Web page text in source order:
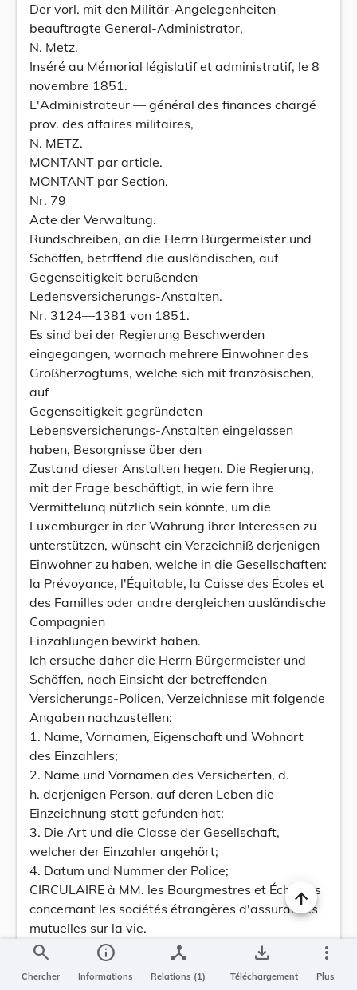
Der vorl. mit den Militär-Angelegenheiten
beauftragte General-Administrator,
N. Metz.
Inséré au Mémorial législatif et administratif, le 8
novembre 1851.
L'Administrateur — général des finances chargé
prov. des affaires militaires,
N. METZ.
MONTANT par article.
MONTANT par Section.
Nr. 79
Acte der Verwaltung.
Rundschreiben, an die Herrn Bürgermeister und
Schöffen, betrffend die ausländischen, auf
Gegenseitigkeit berußenden
Ledensversicherungs-Anstalten.
Nr. 3124—1381 von 1851.
Es sind bei der Regierung Beschwerden
eingegangen, wornach mehrere Einwohner des
Großherzogtums, welche sich mit französischen,
auf
Gegenseitigkeit gegründeten
Lebensversicherungs-Anstalten eingelassen
haben, Besorgnisse über den
Zustand dieser Anstalten hegen. Die Regierung,
mit der Frage beschäftigt, in wie fern ihre
Vermittelunq nützlich sein könnte, um die
Luxemburger in der Wahrung ihrer Interessen zu
unterstützen, wünscht ein Verzeichniß derjenigen
Einwohner zu haben, welche in die Gesellschaften:
la Prévoyance, l'Équitable, la Caisse des Écoles et
des Familles oder andre dergleichen ausländische
Compagnien
Einzahlungen bewirkt haben.
Ich ersuche daher die Herrn Bürgermeister und
Schöffen, nach Einsicht der betreffenden
Versicherungs-Policen, Verzeichnisse mit folgende
Angaben nachzustellen:
1. Name, Vornamen, Eigenschaft und Wohnort
des Einzahlers;
2. Name und Vornamen des Versicherten, d.
h. derjenigen Person, auf deren Leben die
Einzeichnung statt gefunden hat;
3. Die Art und die Classe der Gesellschaft,
welcher der Einzahler angehört;
4. Datum und Nummer der Police;
CIRCULAIRE à MM. les Bourgmestres et Échevins
concernant les sociétés étrangères d'assurances
mutuelles sur la vie.
N° 3124 — 1381 de 1851.
Luxembourg, le 20 octobre 1851.
Suivant des réclamations parvenues au
search
Chercher
info
Informations
device_hub
Relations (1)
save_alt
Téléchargement
more_vert
Plus